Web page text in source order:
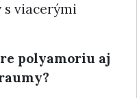
viacerými
polyamoriu aj